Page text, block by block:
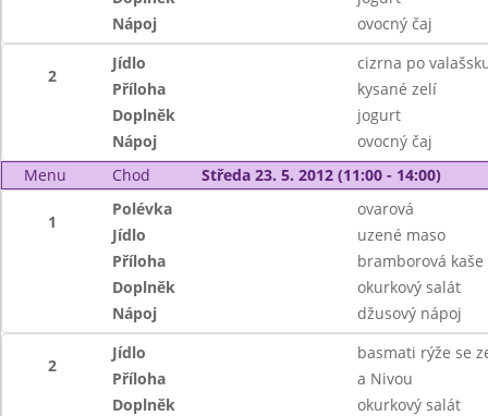
Nápoj
ovocný čaj
2
Jídlo
cizrna po
Příloha
kysané zelí
Doplněk
jogurt
Nápoj
ovocný čaj
Menu
Chod Středa 23. 5. 2012 (11:00 - 14:00)
1
Polévka
ovarová
Jídlo
uzené maso
Příloha
bramborová kaše
Doplněk
okurkový salát
Nápoj
džusový nápoj
2
Jídlo
basmati rýže se
Příloha
a Nivou
Doplněk
okurkový salát